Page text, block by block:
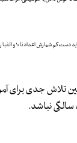
تلاش جدی
نباشد.